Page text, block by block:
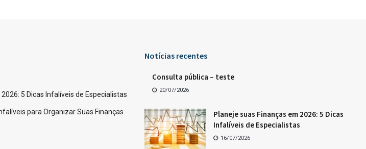
5 Dicas Infalíveis de Especialistas
para Organizar Suas Finanças
Notícias recentes
Consulta pública – teste
20/07/2026
Planeje suas Finanças em 2026: 5 Dicas
Infalíveis de Especialistas
16/07/2026